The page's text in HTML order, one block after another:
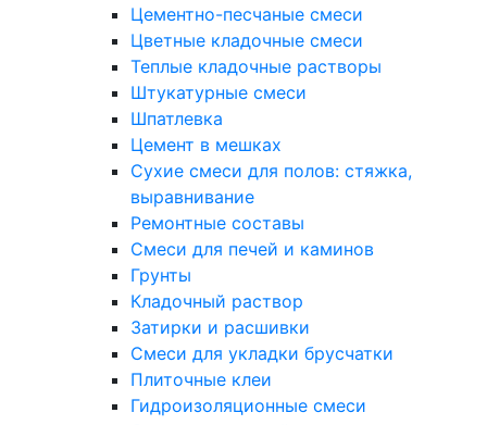
Цементно-песчаные смеси
Цветные кладочные смеси
Теплые кладочные растворы
Штукатурные смеси
Шпатлевка
Цемент в мешках
Сухие смеси для полов: стяжка,
выравнивание
Ремонтные составы
Смеси для печей и каминов
Грунты
Кладочный раствор
Затирки и расшивки
Смеси для укладки брусчатки
Плиточные клеи
Гидроизоляционные смеси